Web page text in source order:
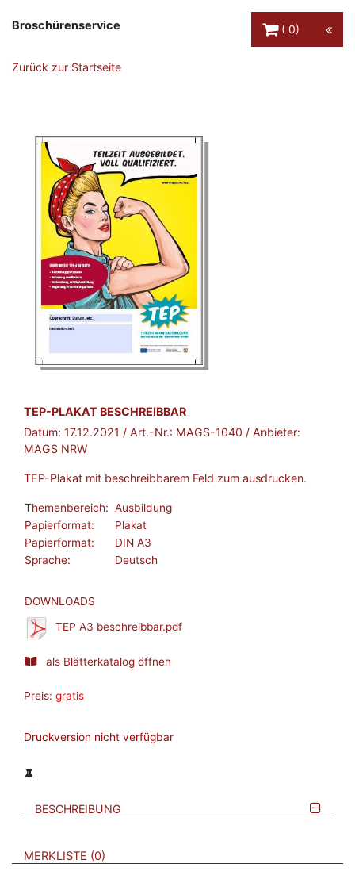
Broschürenservice
0
Zurück zur Startseite
BROSCHÜRE:
TEP-PLAKAT BESCHREIBBAR
Datum: 17.12.2021 / Art.-Nr.: MAGS-1040 / Anbieter:
MAGS NRW
TEP-Plakat mit beschreibbarem Feld zum ausdrucken.
Themenbereich: Ausbildung
Papierformat:
Plakat
Papierformat:
DIN A3
Sprache:
Deutsch
DOWNLOADS
TEP A3 beschreibbar.pdf
als Blätterkatalog öffnen
Preis: gratis
Druckversion nicht verfügbar
BESCHREIBUNG
VERWEISE AUF VERMERKTE- ODER ZULETZT ANGESEHENE
MERKLISTE 0 BROSCHÜREN